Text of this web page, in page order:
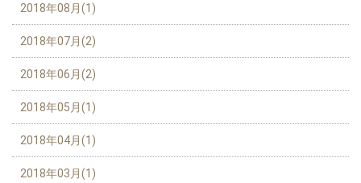
2018年08月(1)
2018年07月(2)
2018年06月(2)
2018年05月(1)
2018年04月(1)
2018年03月(1)